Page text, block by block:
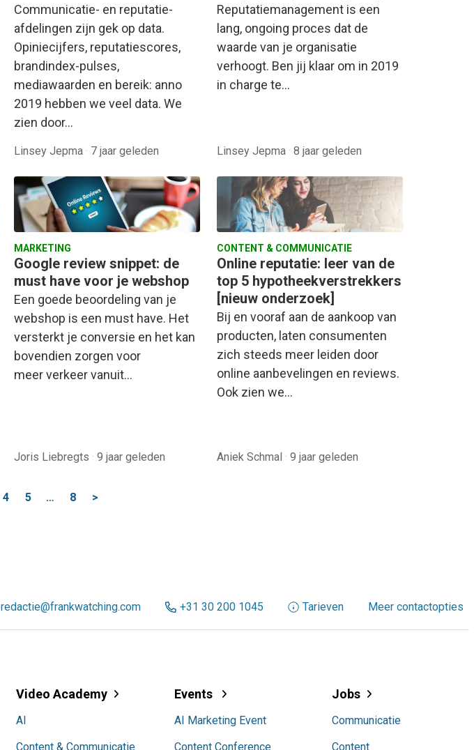
Communicatie- en reputatie-
afdelingen zijn gek op data.
Opiniecijfers, reputatiescores,
brandindex-pulses,
mediawaarden en bereik: anno
2019 hebben we veel data. We
zien door…
Linsey Jepma · 7 jaar geleden
Reputatiemanagement is een
lang, ongoing proces dat de
waarde van je organisatie
verhoogt. Ben jij klaar om in 2019
in charge te…
Linsey Jepma · 8 jaar geleden
MARKETING
Google review snippet: de
must have voor je webshop
Een goede beoordeling van je
webshop is een must have. Het
versterkt je conversie en het kan
bovendien zorgen voor
meer verkeer vanuit…
Joris Liebregts · 9 jaar geleden
CONTENT & COMMUNICATIE
Online reputatie: leer van de
top 5 hypotheekverstrekkers
[nieuw onderzoek]
Bij en vooraf aan de aankoop van
producten, laten consumenten
zich steeds meer leiden door
online aanbevelingen en reviews.
Ook zien we…
Aniek Schmal · 9 jaar geleden
4 5 … 8 >
redactie@frankwatching.com +31 30 200 1045 Tarieven Meer contactopties
Video Academy
AI
Content & Communicatie
Events
AI Marketing Event
Content Conference
Jobs
Communicatie
Content